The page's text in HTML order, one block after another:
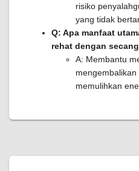
risiko
yang tidak
Q: Apa manfaat
rehat dengan
A: Membantu
memulihkan